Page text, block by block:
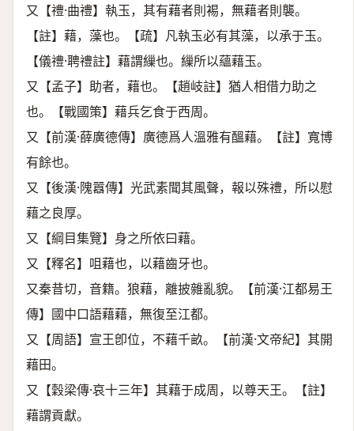
又【禮·曲禮】執玉，其有藉者則裼，無藉者則襲。
【註】藉，藻也。【疏】凡執玉必有其藻，以承于玉。
【儀禮·聘禮註】藉謂繅也。繅所以蘊藉玉。
又【孟子】助者，藉也。【趙岐註】猶人相借力助之
也。【戰國策】藉兵乞食于西周。
又【前漢·薛廣德傳】廣德爲人溫雅有醞藉。【註】寬博
有餘也。
又【後漢·隗囂傳】光武素聞其風聲，報以殊禮，所以慰
藉之良厚。
又【綱目集覽】身之所依曰藉。
又【釋名】咀藉也，以藉齒牙也。
又秦昔切，音籍。狼藉，離披雜亂貌。【前漢·江都易王
傳】國中口語藉藉，無復至江都。
又【周語】宣王卽位，不藉千畝。【前漢·文帝紀】其開
藉田。
又【穀梁傳·哀十三年】其藉于成周，以尊天王。【註】
藉謂貢獻。